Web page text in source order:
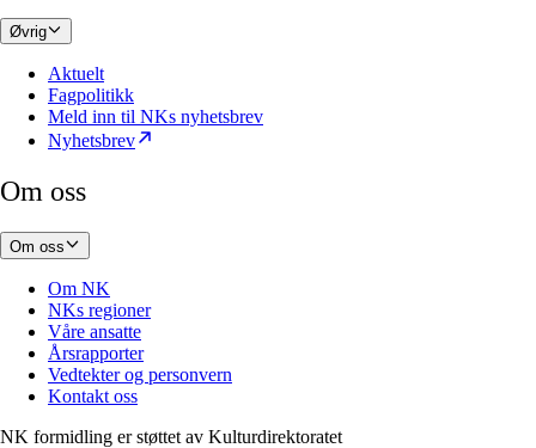
Øvrig
Aktuelt
Fagpolitikk
Meld inn til NKs nyhetsbrev
Nyhetsbrev
Om oss
Om oss
Om NK
NKs regioner
Våre ansatte
Årsrapporter
Vedtekter og personvern
Kontakt oss
NK formidling er støttet av Kulturdirektoratet